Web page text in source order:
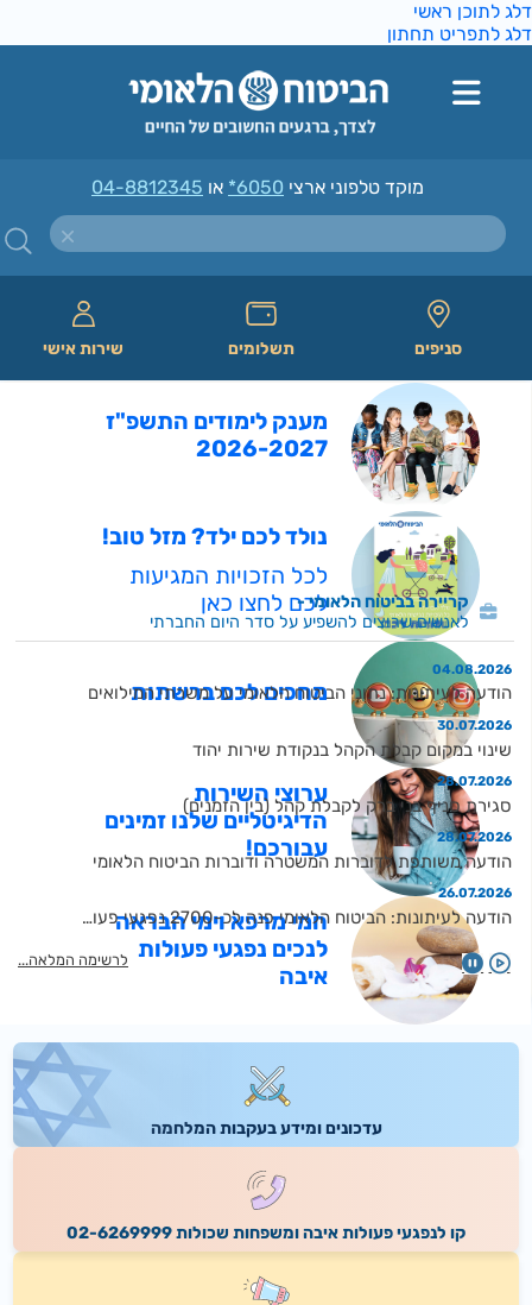
דלג לתוכן ראשי
דלג לתפריט תחתון
מוקד טלפוני ארצי *6050 או 04-8812345
סניפים תשלומים שירות אישי
מענק לימודים התשפ"ז
2026-2027
נולד לכם ילד? מזל טוב!
לכל הזכויות המגיעות
לכם לחצו כאן
מחכים לכם ברשתות
ערוצי השירות
הדיגיטליים שלנו זמינים
עבורכם!
חמי מרפא וימי הבראה
לנכים נפגעי פעולות
איבה
קריירה בביטוח הלאומי
לאנשים שרוצים להשפיע על סדר היום החברתי
04.08.2026
הודעה לעיתונות: נתוני הביטוח הלאומי על משרתי המילואים
30.07.2026
שינוי במקום קבלת הקהל בנקודת שירות יהוד
28.07.2026
סגירת סניף בני ברק לקבלת קהל (בין הזמנים)
28.07.2026
הודעה משותפת לדוברות המשטרה ודוברות הביטוח הלאומי
26.07.2026
הודעה לעיתונות: הביטוח הלאומי פנה לכ-2700 נפגעי פעולות איבה בבקשה להחזרים כספיים בגין רכישת כרטיסי טיסה, סמארטפונים, בידוריות וכיוב׳ בכסף שיועד לטיפולים אלטרנטיביים - בסכום של כ-15 מיליון ש״ח
09.07.2026
שדרוג מערכות ותשתיות אתר הביטוח הלאומי
22.06.2026
הצטרפו אלינו לשינוי שם קצבת 'ילד נכה' בחקיקה
תגובת הביטוח הלאומי לדו"ח המבקר אודות הזדקנות האוכלוסייה
נתוני ירידה מהארץ
לרשימה המלאה
עדכונים ומידע בעקבות המלחמה
קו לנפגעי פעולות איבה ומשפחות שכולות 02-6269999